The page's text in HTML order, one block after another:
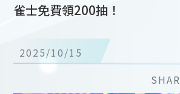
雀士免費領200抽！
2025/10/15